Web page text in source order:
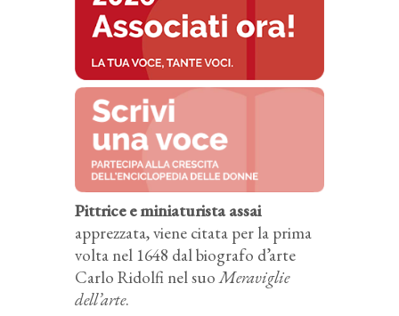
Pittrice e miniaturista assai
apprezzata, viene citata per la prima
volta nel 1648 dal biografo d’arte
Carlo Ridolfi nel suoMeraviglie
dell’arte.